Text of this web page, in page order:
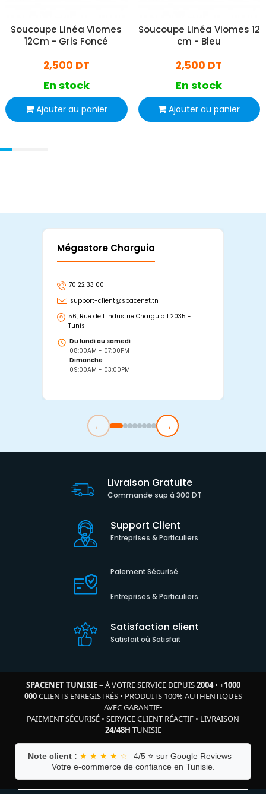
Soucoupe Linéa Viomes
12Cm - Gris Foncé
2,500 DT
En stock
Ajouter au panier
Soucoupe Linéa Viomes 12
cm - Bleu
2,500 DT
En stock
Ajouter au panier
Mégastore Charguia
70 22 33 00
support-client@spacenet.tn
56, Rue de L'industrie Charguia I 2035 -
Tunis
Du lundi au samedi
08:00AM - 07:00PM
Dimanche
09:00AM - 03:00PM
← →
Livraison Gratuite
Commande sup à 300 DT
Support Client
Entreprises & Particuliers
Paiement Sécurisé
Entreprises & Particuliers
Satisfaction client
Satisfait où Satisfait
SPACENET TUNISIE– À VOTRE SERVICE DEPUIS2004• +1000
000CLIENTS ENREGISTRÉS• PRODUITS 100% AUTHENTIQUES
AVEC GARANTIE•
PAIEMENT SÉCURISÉ • SERVICE CLIENT RÉACTIF • LIVRAISON
24/48H TUNISIE
Note client : ★ ★ ★ ★ ☆
4/5 ⭐ sur Google Reviews –
Votre e-commerce de confiance en Tunisie.